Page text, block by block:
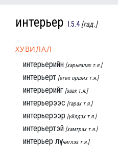
интерьер I.5.4 [гад.]
ХУВИЛАЛ
интерьерийн [харьяалах т.я.]
интерьерт [өгөх орших т.я.]
интерьерийг [заах т.я.]
интерьерээс [гарах т.я.]
интерьерээр [үйлдэх т.я.]
интерьертэй [хамтрах т.я.]
интерьер лүү [чиглэх т.я.]